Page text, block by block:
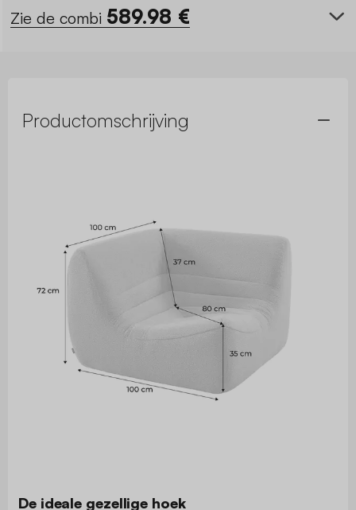
Zie de combi 589.98 €
Productomschrijving
De ideale gezellige hoek